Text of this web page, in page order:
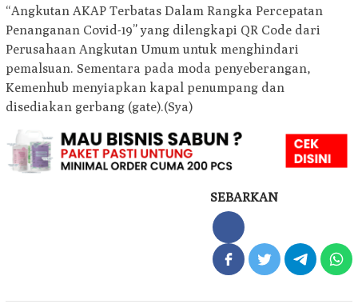
“Angkutan AKAP Terbatas Dalam Rangka Percepatan
Penanganan Covid-19” yang dilengkapi QR Code dari
Perusahaan Angkutan Umum untuk menghindari
pemalsuan. Sementara pada moda penyeberangan,
Kemenhub menyiapkan kapal penumpang dan
disediakan gerbang (gate).(Sya)
SEBARKAN